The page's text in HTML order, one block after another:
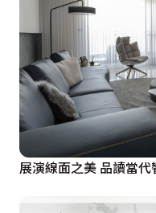
展演線面之美 品讀當代